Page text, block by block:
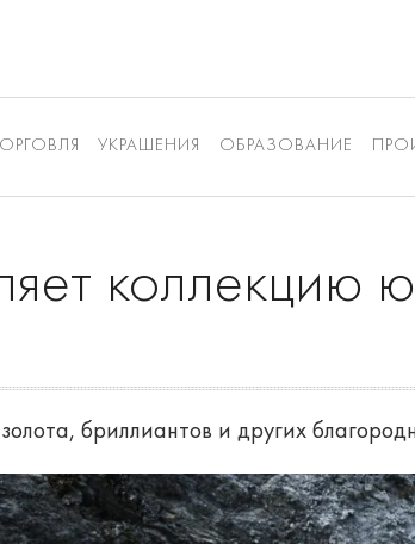
УКРАШЕНИЯ ОБРАЗОВАНИЕ
коллекцию
бриллиантов и других